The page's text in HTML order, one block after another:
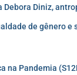
Debora Diniz,
de gênero e
na Pandemia